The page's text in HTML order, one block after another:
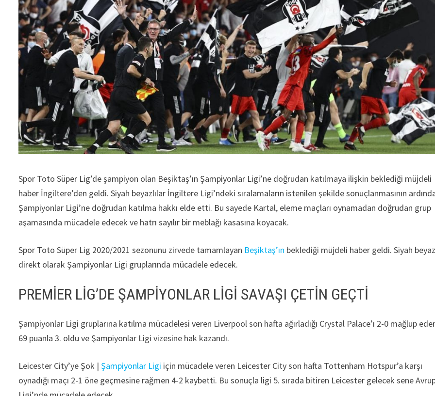
Spor Toto Süper Lig’de şampiyon olan Beşiktaş’ın Şampiyonlar Ligi’ne doğrudan katılmaya ilişkin beklediği müjdeli
haber İngiltere’den geldi. Siyah beyazlılar İngiltere Ligi’ndeki sıralamaların istenilen şekilde sonuçlanmasının
Şampiyonlar Ligi’ne doğrudan katılma hakkı elde etti. Bu sayede Kartal, eleme maçları oynamadan doğrudan grup
aşamasında mücadele edecek ve hatrı sayılır bir meblağı kasasına koyacak.
Spor Toto Süper Lig 2020/2021 sezonunu zirvede tamamlayan Beşiktaş’ın beklediği müjdeli haber geldi. Siyah
direkt olarak Şampiyonlar Ligi gruplarında mücadele edecek.
PREMİER LİG’DE ŞAMPİYONLAR LİGİ SAVAŞI ÇETİN GEÇTİ
Şampiyonlar Ligi gruplarına katılma mücadelesi veren Liverpool son hafta ağırladığı Crystal Palace’ı 2-0 mağlup
69 puanla 3. oldu ve Şampiyonlar Ligi vizesine hak kazandı.
Leicester City’ye Şok | Şampiyonlar Ligi için mücadele veren Leicester City son hafta Tottenham Hotspur’a karşı
oynadığı maçı 2-1 öne geçmesine rağmen 4-2 kaybetti. Bu sonuçla ligi 5. sırada bitiren Leicester gelecek sene